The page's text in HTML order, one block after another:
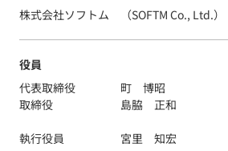
株式会社ソフトム （SOFTM Co., Ltd.）
役員
代表取締役 町 博昭
取締役 島脇 正和
執行役員 宮里 知宏